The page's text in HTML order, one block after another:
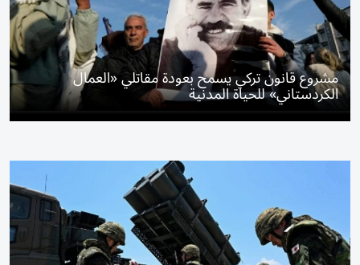
مشروع قانون تركي يسمح بعودة مقاتلي «العمال
الكردستاني» للحياة المدنية